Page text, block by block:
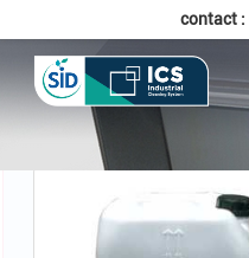
contact :